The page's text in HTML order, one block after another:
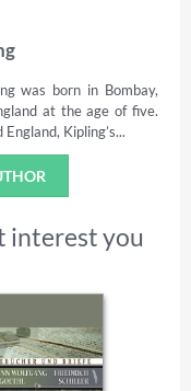
was born in Bombay,
at the age of five.
Kipling’s...
interest you